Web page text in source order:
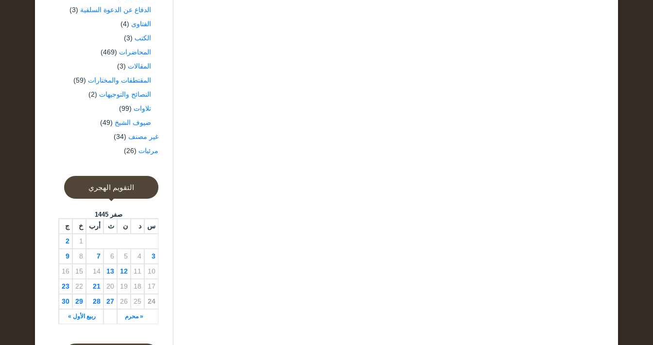
الدفاع عن الدعوة السلفية (3)
الفتاوى (4)
الكتب (3)
المحاضرات (469)
المقالات (3)
المقتطفات والمختارات (59)
النصائح والتوجيهات (2)
تلاوات (99)
ضيوف الشيخ (49)
غير مصنف (34)
مرئيات (26)
التقويم الهجري
صفر 1445
س د ن ث أرب خ ج
« محرم ربيع الأول »
1
2
3
4
5
6
7
8
9
10
11
12
13
14
15
16
17
18
19
20
21
22
23
24
25
26
27
28
29
30